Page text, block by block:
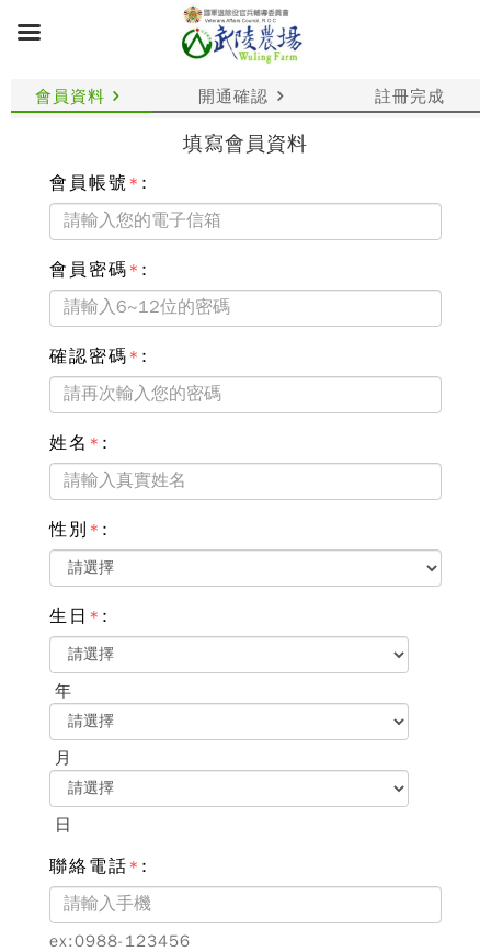
會員資料 開通確認 註冊完成
填寫會員資料
會員帳號* :
會員密碼* :
確認密碼* :
姓名 * :
性別 * :
生日 * :
年
月
日
聯絡電話* :
ex:0988-123456